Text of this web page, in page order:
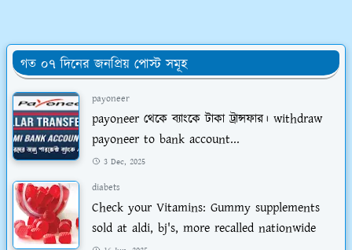
গত ০৭ দিনের জনপ্রিয় পোস্ট সমূহ
payoneer
payoneer থেকে ব্যাংকে টাকা ট্রান্সফার। withdraw
payoneer to bank account...
3 Dec, 2025
diabets
Check your Vitamins: Gummy supplements
sold at aldi, bj's, more recalled nationwide